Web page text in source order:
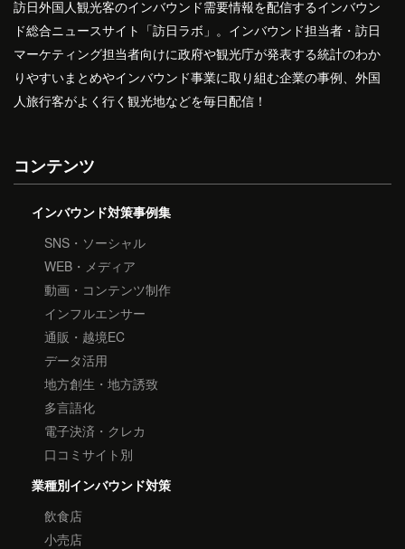
訪日外国人観光客のインバウンド需要情報を配信するインバウン
ド総合ニュースサイト「訪日ラボ」。インバウンド担当者・訪日
マーケティング担当者向けに政府や観光庁が発表する統計のわか
りやすいまとめやインバウンド事業に取り組む企業の事例、外国
人旅行客がよく行く観光地などを毎日配信！
コンテンツ
インバウンド対策事例集
SNS・ソーシャル
WEB・メディア
動画・コンテンツ制作
インフルエンサー
通販・越境EC
データ活用
地方創生・地方誘致
多言語化
電子決済・クレカ
口コミサイト別
業種別インバウンド対策
飲食店
小売店